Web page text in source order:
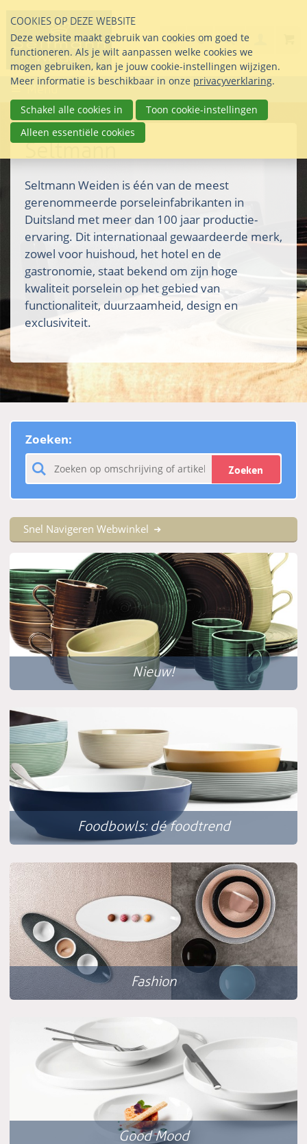
links
over
Direct
naar
inhoud
Direct
naar
het
info@seltmann-
Stel uw vraag
085 76 07 000
Search
Menu
Seltmann
Seltmann Weiden is één van de meest
gerenommeerde porseleinfabrikanten in
Duitsland met meer dan 100 jaar productie-
ervaring. Dit internationaal gewaardeerde merk,
zowel voor huishoud, het hotel en de
gastronomie, staat bekend om zijn hoge
kwaliteit porselein op het gebied van
functionaliteit, duurzaamheid, design en
exclusiviteit.
Zoeken:
Zoeken
Snel Navigeren Webwinkel
Nieuw!
Foodbowls: dé foodtrend
Fashion
Good Mood
COOKIES OP DEZE WEBSITE
Deze website maakt gebruik van cookies om goed te
functioneren. Als je wilt aanpassen welke cookies we
mogen gebruiken, kan je jouw cookie-instellingen wijzigen.
Meer informatie is beschikbaar in onze privacyverklaring.
Schakel alle cookies in
Toon cookie-instellingen
Alleen essentiële cookies